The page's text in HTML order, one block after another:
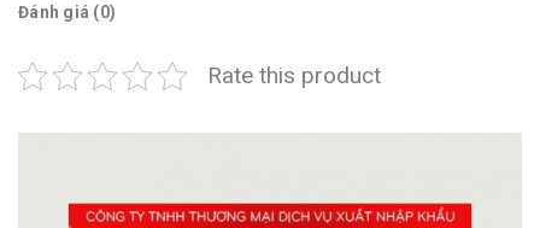
Đánh giá (0)
Rate this product